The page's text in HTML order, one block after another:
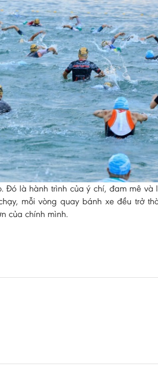
Đó là hành trình của ý chí, đam mê và
mỗi vòng quay bánh xe đều trở
của chính mình.